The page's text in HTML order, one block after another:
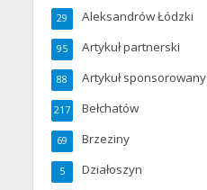
Aleksandrów Łódzki
29
Artykuł partnerski
95
Artykuł sponsorowany
88
Bełchatów
217
Brzeziny
69
Działoszyn
5